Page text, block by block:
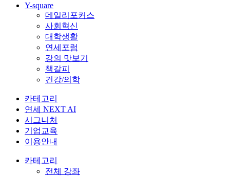
Y-square
데일리포커스
사회혁신
대학생활
연세포럼
강의 맛보기
책갈피
건강/의학
카테고리
연세 NEXT AI
시그니처
기업교육
이용안내
카테고리
전체 강좌